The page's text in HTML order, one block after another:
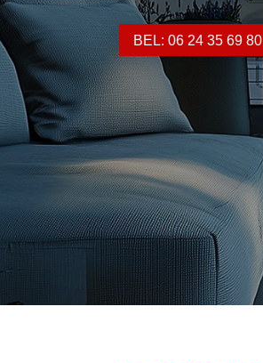
BEL: 06 24 35 69 80